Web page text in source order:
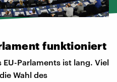
funktioniert
Parlaments ist lang. Viel
Wahl des